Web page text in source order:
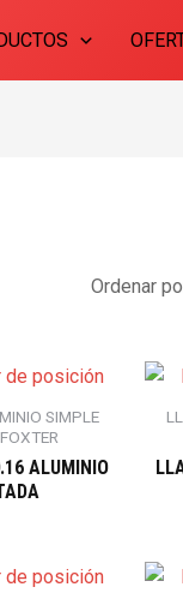
SIMPLE
ALUMINIO